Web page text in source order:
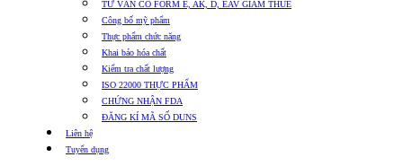
TƯ VẤN CO FORM E, AK, D, EAV GIẢM THUẾ
Công bố mỹ phẩm
Thực phẩm chức năng
Khai báo hóa chất
Kiểm tra chất lượng
ISO 22000 THỰC PHẨM
CHỨNG NHẬN FDA
ĐĂNG KÍ MÃ SỐ DUNS
Liên hệ
Tuyển dụng